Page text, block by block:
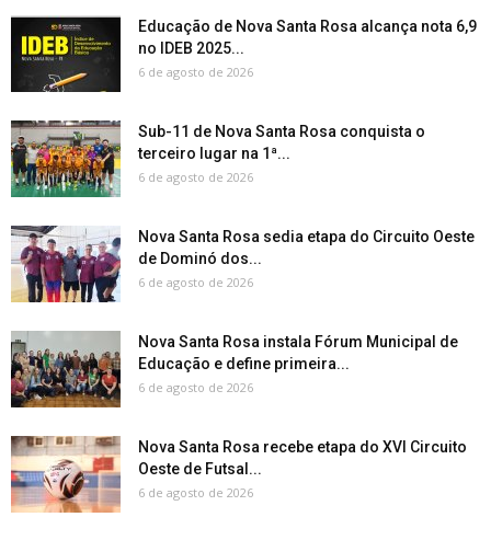
Educação de Nova Santa Rosa alcança nota 6,9
no IDEB 2025...
6 de agosto de 2026
Sub-11 de Nova Santa Rosa conquista o
terceiro lugar na 1ª...
6 de agosto de 2026
Nova Santa Rosa sedia etapa do Circuito Oeste
de Dominó dos...
6 de agosto de 2026
Nova Santa Rosa instala Fórum Municipal de
Educação e define primeira...
6 de agosto de 2026
Nova Santa Rosa recebe etapa do XVI Circuito
Oeste de Futsal...
6 de agosto de 2026